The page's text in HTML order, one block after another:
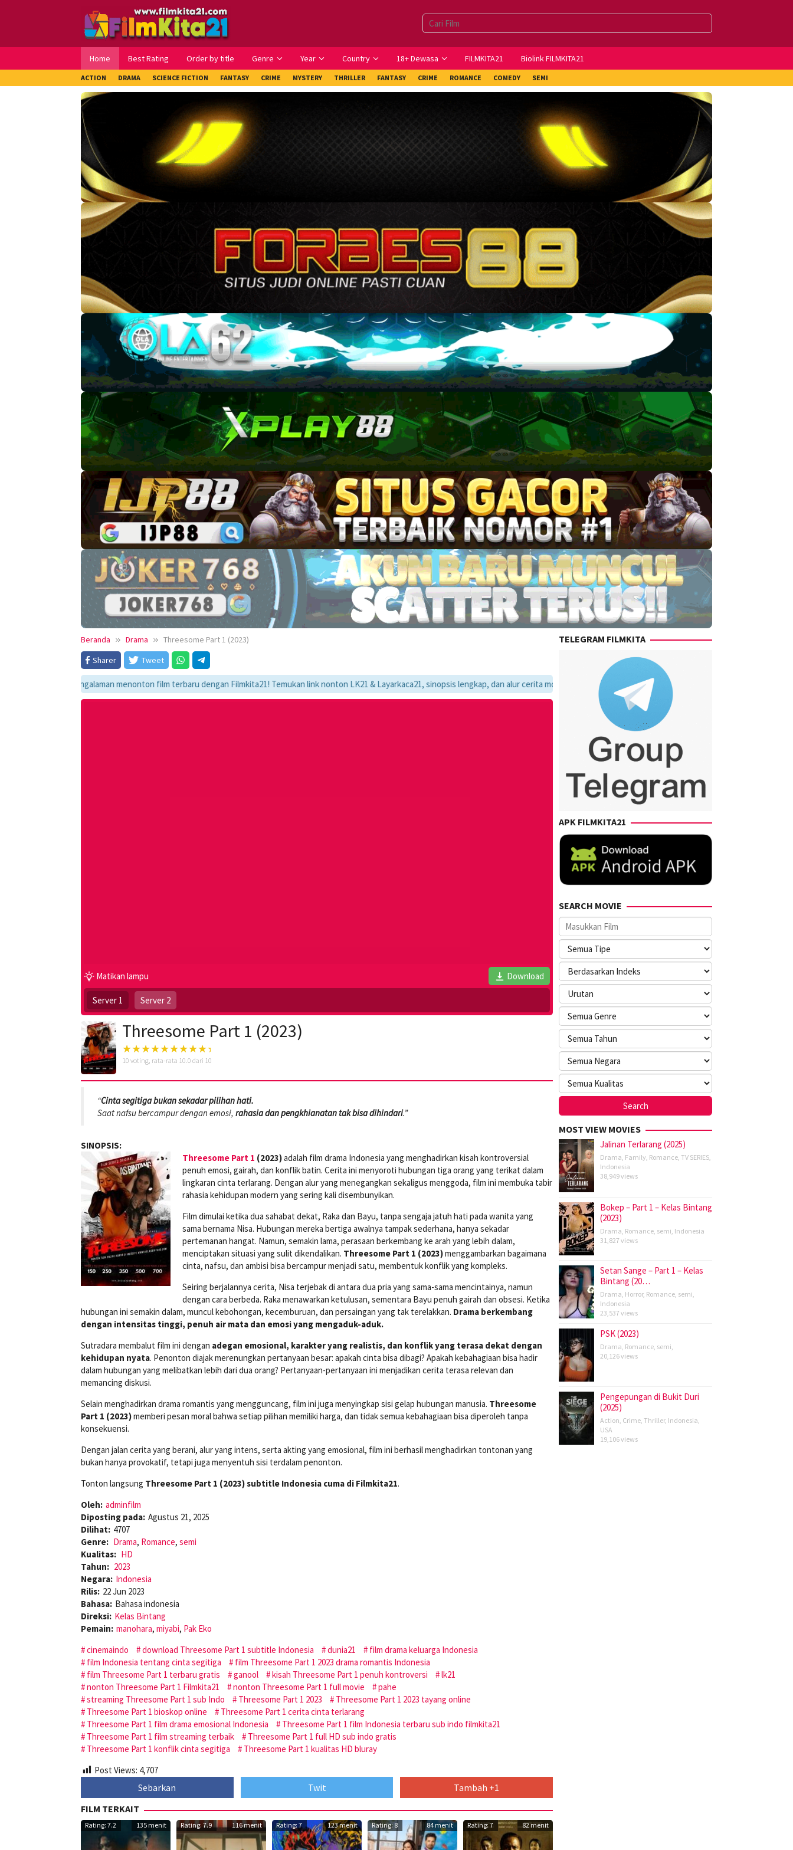
Home Best Rating Order by title Genre Year Country 18+ Dewasa FILMKITA21 Biolink FILMKITA21
ACTION DRAMA SCIENCE FICTION FANTASY CRIME MYSTERY THRILLER FANTASY CRIME ROMANCE COMEDY SEMI
Beranda Drama
Threesome Part 1 (2023)
Sharer
Tweet
pengalaman menonton film terbaru dengan Filmkita21! Temukan link nonton LK21 & Layarkaca21, sinopsis lengkap, dan alur cerita movie favoritmu dalam satu tempat yang praktis dan update setiap hari.
Matikan lampu Download
Server 1 Server 2
Threesome Part 1 (2023)
10 voting, rata-rata 10.0 dari 10
“Cinta segitiga bukan sekadar pilihan hati.
Saat nafsu bercampur dengan emosi, rahasia dan pengkhianatan tak bisa dihindari.”
SINOPSIS:
Threesome Part 1 (2023)adalah film drama Indonesia yang menghadirkan kisah kontroversial
penuh emosi, gairah, dan konflik batin. Cerita ini menyoroti hubungan tiga orang yang terikat dalam
lingkaran cinta terlarang. Dengan alur yang menegangkan sekaligus menggoda, film ini membuka tabir
rahasia kehidupan modern yang sering kali disembunyikan.
Film dimulai ketika dua sahabat dekat, Raka dan Bayu, tanpa sengaja jatuh hati pada wanita yang
sama bernama Nisa. Hubungan mereka bertiga awalnya tampak sederhana, hanya sekadar
pertemanan hangat. Namun, semakin lama, perasaan berkembang ke arah yang lebih dalam,
menciptakan situasi yang sulit dikendalikan. Threesome Part 1 (2023)menggambarkan bagaimana
cinta, nafsu, dan ambisi bisa bercampur menjadi satu, membentuk konflik yang kompleks.
Seiring berjalannya cerita, Nisa terjebak di antara dua pria yang sama-sama mencintainya, namun
dengan cara berbeda. Raka menawarkan ketulusan, sementara Bayu penuh gairah dan obsesi. Ketika
hubungan ini semakin dalam, muncul kebohongan, kecemburuan, dan persaingan yang tak terelakkan. Drama berkembang
dengan intensitas tinggi, penuh air mata dan emosi yang mengaduk-aduk.
Sutradara membalut film ini dengan adegan emosional, karakter yang realistis, dan konflik yang terasa dekat dengan
kehidupan nyata. Penonton diajak merenungkan pertanyaan besar: apakah cinta bisa dibagi? Apakah kebahagiaan bisa hadir
dalam hubungan yang melibatkan lebih dari dua orang? Pertanyaan-pertanyaan ini menjadikan cerita terasa relevan dan
memancing diskusi.
Selain menghadirkan drama romantis yang mengguncang, film ini juga menyingkap sisi gelap hubungan manusia. Threesome
Part 1 (2023)memberi pesan moral bahwa setiap pilihan memiliki harga, dan tidak semua kebahagiaan bisa diperoleh tanpa
konsekuensi.
Dengan jalan cerita yang berani, alur yang intens, serta akting yang emosional, film ini berhasil menghadirkan tontonan yang
bukan hanya provokatif, tetapi juga menyentuh sisi terdalam penonton.
Tonton langsung Threesome Part 1 (2023) subtitle Indonesia cuma di Filmkita21.
Oleh: adminfilm
Diposting pada: Agustus 21, 2025
Dilihat: 4707
Genre: Drama, Romance, semi
Kualitas: HD
Tahun: 2023
Negara: Indonesia
Rilis: 22 Jun 2023
Bahasa: Bahasa indonesia
Direksi: Kelas Bintang
Pemain: manohara, miyabi, Pak Eko
cinemaindo
download Threesome Part 1 subtitle Indonesia dunia21
film drama keluarga Indonesia
film Indonesia tentang cinta segitiga
film Threesome Part 1 2023 drama romantis Indonesia
film Threesome Part 1 terbaru gratis
ganool kisah Threesome Part 1 penuh kontroversi
lk21
nonton Threesome Part 1 Filmkita21
nonton Threesome Part 1 full movie
pahe
streaming Threesome Part 1 sub Indo
Threesome Part 1 2023
Threesome Part 1 2023 tayang online
Threesome Part 1 bioskop online
Threesome Part 1 cerita cinta terlarang
Threesome Part 1 film drama emosional Indonesia
Threesome Part 1 film Indonesia terbaru sub indo filmkita21
Threesome Part 1 film streaming terbaik
Threesome Part 1 full HD sub indo gratis
Threesome Part 1 konflik cinta segitiga
Threesome Part 1 kualitas HD bluray
Post Views: 4,707
Sebarkan Twit
Tambah +1
FILM TERKAIT
Rating: 7.2 135 menit Rating: 7.9 116 menit Rating: 7 123 menit Rating: 8 84 menit Rating: 7 82 menit
TELEGRAM FILMKITA
APK FILMKITA21
SEARCH MOVIE
MOST VIEW MOVIES
Jalinan Terlarang (2025)
Drama, Family, Romance, TV SERIES,
Indonesia
38,949 views
Bokep – Part 1 – Kelas Bintang
(2023)
Drama, Romance, semi, Indonesia
31,827 views
Setan Sange – Part 1 – Kelas
Bintang (20…
Drama, Horror, Romance, semi,
Indonesia
23,537 views
PSK (2023)
Drama, Romance, semi,
20,126 views
Pengepungan di Bukit Duri
(2025)
Action, Crime, Thriller, Indonesia,
USA
19,106 views